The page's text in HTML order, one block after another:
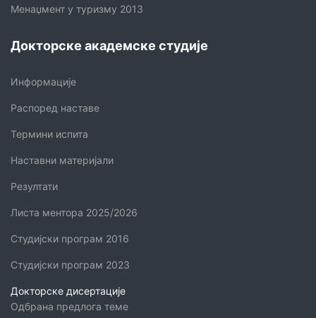
Менаџмент у туризму 2013
Докторске академске студије
Информације
Распоред наставе
Термини испита
Наставни материјали
Резултати
Листа ментора 2025/2026
Студијски програм 2016
Студијски програм 2023
Докторске дисертације
Одбрана предлога теме